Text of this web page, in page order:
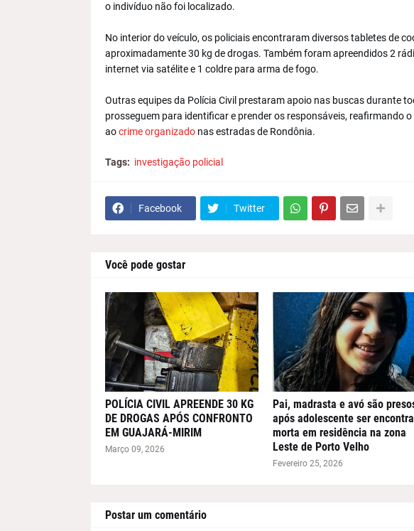
o indivíduo não foi localizado.
No interior do veículo, os policiais encontraram diversos tabletes de
aproximadamente 30 kg de drogas. Também foram apreendidos 2
internet via satélite e 1 coldre para arma de fogo.
Outras equipes da Polícia Civil prestaram apoio nas buscas durante
prosseguem para identificar e prender os responsáveis, reafirmando
aocrime organizadonas estradas de Rondônia.
Tags: investigação policial
Facebook Twitter
Você pode gostar
POLÍCIA CIVIL APREENDE 30 KG
DE DROGAS APÓS CONFRONTO
EM GUAJARÁ-MIRIM
Março 09, 2026
Pai, madrasta e avó são
após adolescente ser
morta em residência na zona
Leste de Porto Velho
Fevereiro 25, 2026
Postar um comentário